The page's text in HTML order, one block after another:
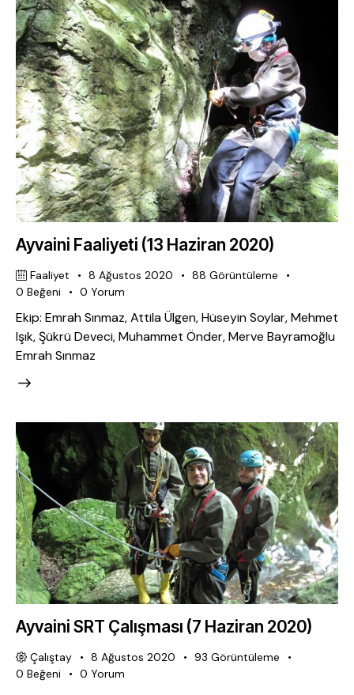
Ayvaini Faaliyeti (13 Haziran 2020)
Faaliyet 8 Ağustos 2020 88 Görüntüleme
0 Beğeni 0 Yorum
Ekip: Emrah Sınmaz, Attila Ülgen, Hüseyin Soylar, Mehmet
Işık, Şükrü Deveci, Muhammet Önder, Merve Bayramoğlu
Emrah Sınmaz
Ayvaini SRT Çalışması (7 Haziran 2020)
Çalıştay 8 Ağustos 2020 93 Görüntüleme
0 Beğeni 0 Yorum